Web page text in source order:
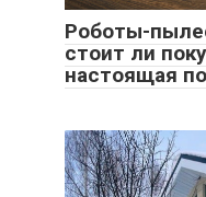
Роботы-
стоит ли
настоящая